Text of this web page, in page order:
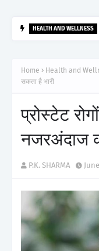
HEALTH AND WELLNESS
Home Health and
सकता है भारी
प्रोस्टेट
नजरअंदाज
P.K. SHARMA